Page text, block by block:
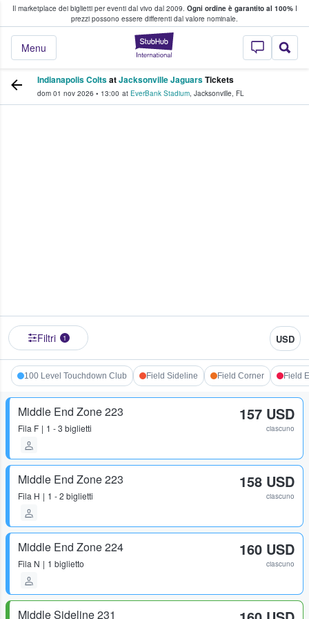
Il marketplace dei biglietti per eventi dal vivo dal 2009. Ogni ordine è garantito al 100%I
prezzi possono essere differenti dal valore nominale.
StubHub - Dove
Menu
fan comprano e vendono biglietti
Indianapolis ColtsatJacksonville JaguarsTickets
dom 01 nov 2026 • 13:00 at EverBank Stadium, Jacksonville, FL
Filtri 1 USD
100 Level Touchdown Club Field Sideline Field Corner Field
Middle End Zone 223
Fila F 1 - 3 biglietti
157 USD
ciascuno
Middle End Zone 223
Fila H 1 - 2 biglietti
158 USD
ciascuno
Middle End Zone 224
Fila N 1 biglietto
160 USD
ciascuno
Middle Sideline 231